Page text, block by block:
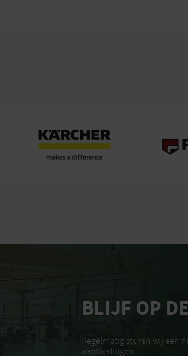
BLIJF OP
Regelmatig sturen wij een
aanbiedingen